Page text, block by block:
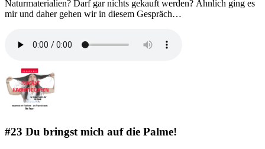
Naturmaterialien? Darf gar nichts gekauft werden? Ähnlich ging es
mir und daher gehen wir in diesem Gespräch…
#23 Du bringst mich auf die Palme!